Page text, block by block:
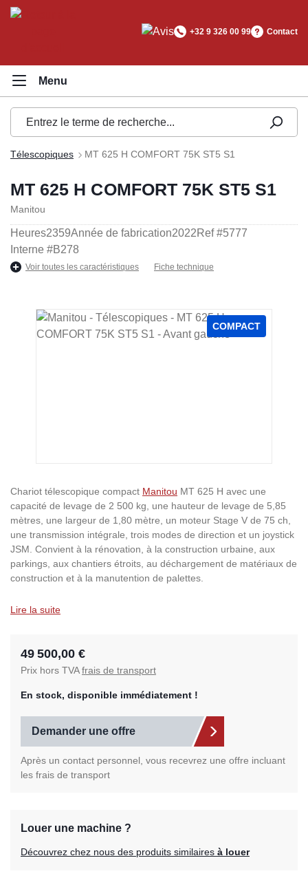
principal
+32 9 326 00 99 Contact
Télescopiques MT 625 H COMFORT 75K ST5 S1
MT 625 H COMFORT 75K ST5 S1
Manitou
Heures2359Année de fabrication2022Ref #5777
Interne #B278
Voir toutes les caractéristiques Fiche technique
Ignorer la galerie d'images
COMPACT
Chariot télescopique compact Manitou MT 625 H avec une
capacité de levage de 2 500 kg, une hauteur de levage de 5,85
mètres, une largeur de 1,80 mètre, un moteur Stage V de 75 ch,
une transmission intégrale, trois modes de direction et un joystick
JSM. Convient à la rénovation, à la construction urbaine, aux
parkings, aux chantiers étroits, au déchargement de matériaux de
construction et à la manutention de palettes.
Lire la suite
49 500,00 €
Prix hors TVAfrais de transport
En stock, disponible immédiatement !
Demander une offre
Après un contact personnel, vous recevrez une offre incluant
les frais de transport
Louer une machine ?
Découvrez chez nous des produits similaires à louer